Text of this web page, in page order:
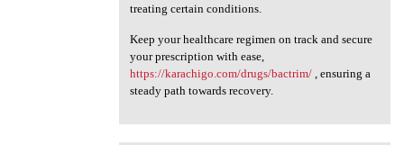
treating certain conditions.
Keep your healthcare regimen on track and secure
your prescription with ease,
https://karachigo.com/drugs/bactrim/, ensuring a
steady path towards recovery.